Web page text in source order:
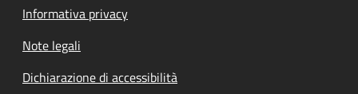
Informativa privacy
Note legali
Dichiarazione di accessibilità